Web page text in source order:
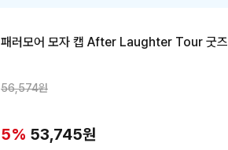
패러모어 모자 캡 After Laughter Tour 굿즈
56,574원
5% 53,745원